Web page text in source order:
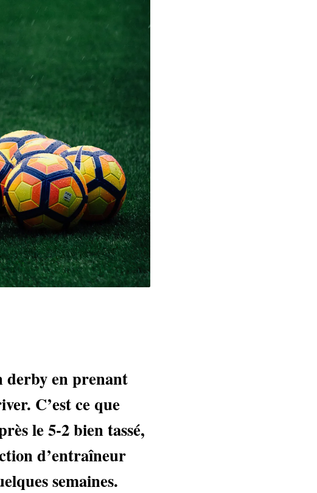
derby en prenant
C’est ce que
le 5-2 bien tassé,
d’entraîneur
semaines.